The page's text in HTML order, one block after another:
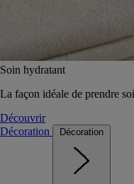
Soin hydratant
La façon idéale de prendre
Découvrir
Décoration
Décoration